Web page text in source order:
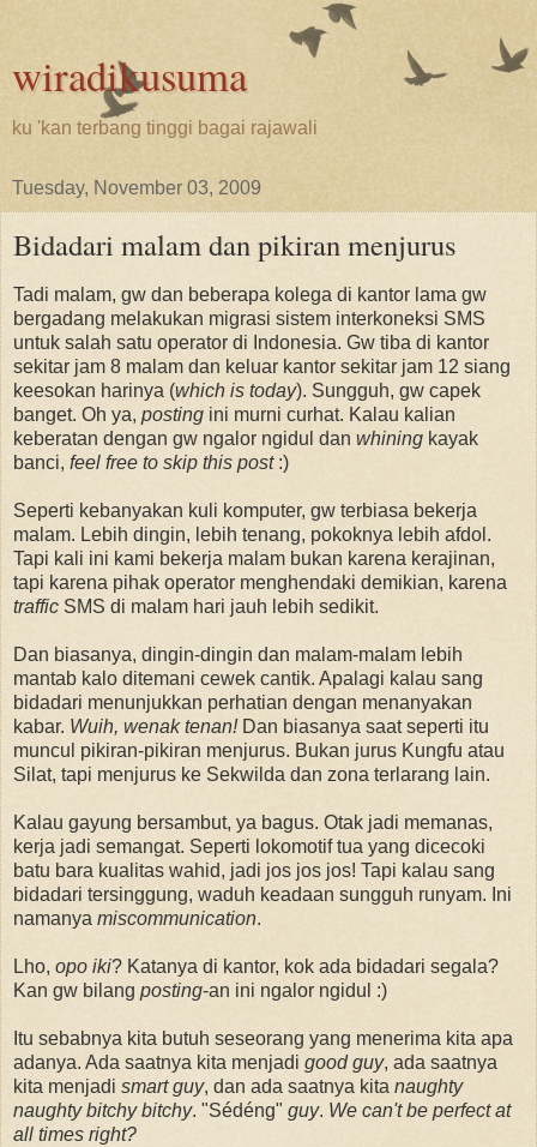
wiradikusuma
ku 'kan terbang tinggi bagai rajawali
Tuesday, November 03, 2009
Bidadari malam dan pikiran menjurus
Tadi malam, gw dan beberapa kolega di kantor lama gw
bergadang melakukan migrasi sistem interkoneksi SMS
untuk salah satu operator di Indonesia. Gw tiba di kantor
sekitar jam 8 malam dan keluar kantor sekitar jam 12 siang
keesokan harinya (which is today). Sungguh, gw capek
banget. Oh ya, posting ini murni curhat. Kalau kalian
keberatan dengan gw ngalor ngidul dan whining kayak
banci, feel free to skip this post:)
Seperti kebanyakan kuli komputer, gw terbiasa bekerja
malam. Lebih dingin, lebih tenang, pokoknya lebih afdol.
Tapi kali ini kami bekerja malam bukan karena kerajinan,
tapi karena pihak operator menghendaki demikian, karena
traffic SMS di malam hari jauh lebih sedikit.
Dan biasanya, dingin-dingin dan malam-malam lebih
mantab kalo ditemani cewek cantik. Apalagi kalau sang
bidadari menunjukkan perhatian dengan menanyakan
kabar. Wuih, wenak tenan!Dan biasanya saat seperti itu
muncul pikiran-pikiran menjurus. Bukan jurus Kungfu atau
Silat, tapi menjurus ke Sekwilda dan zona terlarang lain.
Kalau gayung bersambut, ya bagus. Otak jadi memanas,
kerja jadi semangat. Seperti lokomotif tua yang dicecoki
batu bara kualitas wahid, jadi jos jos jos! Tapi kalau sang
bidadari tersinggung, waduh keadaan sungguh runyam. Ini
namanya miscommunication.
Lho, opo iki? Katanya di kantor, kok ada bidadari segala?
Kan gw bilang posting-an ini ngalor ngidul :)
Itu sebabnya kita butuh seseorang yang menerima kita apa
adanya. Ada saatnya kita menjadi good guy, ada saatnya
kita menjadi smart guy, dan ada saatnya kita naughty
naughty bitchy bitchy. "Sédéng" guy. We can't be perfect at
all times right?